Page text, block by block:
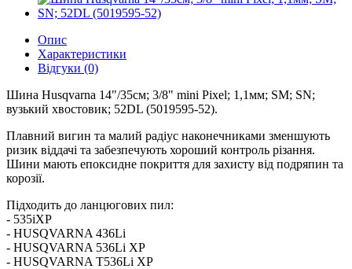
Опис
Характеристики
Відгуки (0)
Шина Husqvarna 14"/35см; 3/8" mini Pixel; 1,1мм; SM; SN;
вузький хвостовик; 52DL (5019595-52).
Плавний вигин та малий радіус наконечниками зменшують
ризик віддачі та забезпечують хороший контроль різання.
Шини мають епоксидне покриття для захисту від подряпин та
корозії.
Підходить до ланцюгових пил:
- 535iXP
- HUSQVARNA 436Li
- HUSQVARNA 536Li XP
- HUSQVARNA T536Li XP